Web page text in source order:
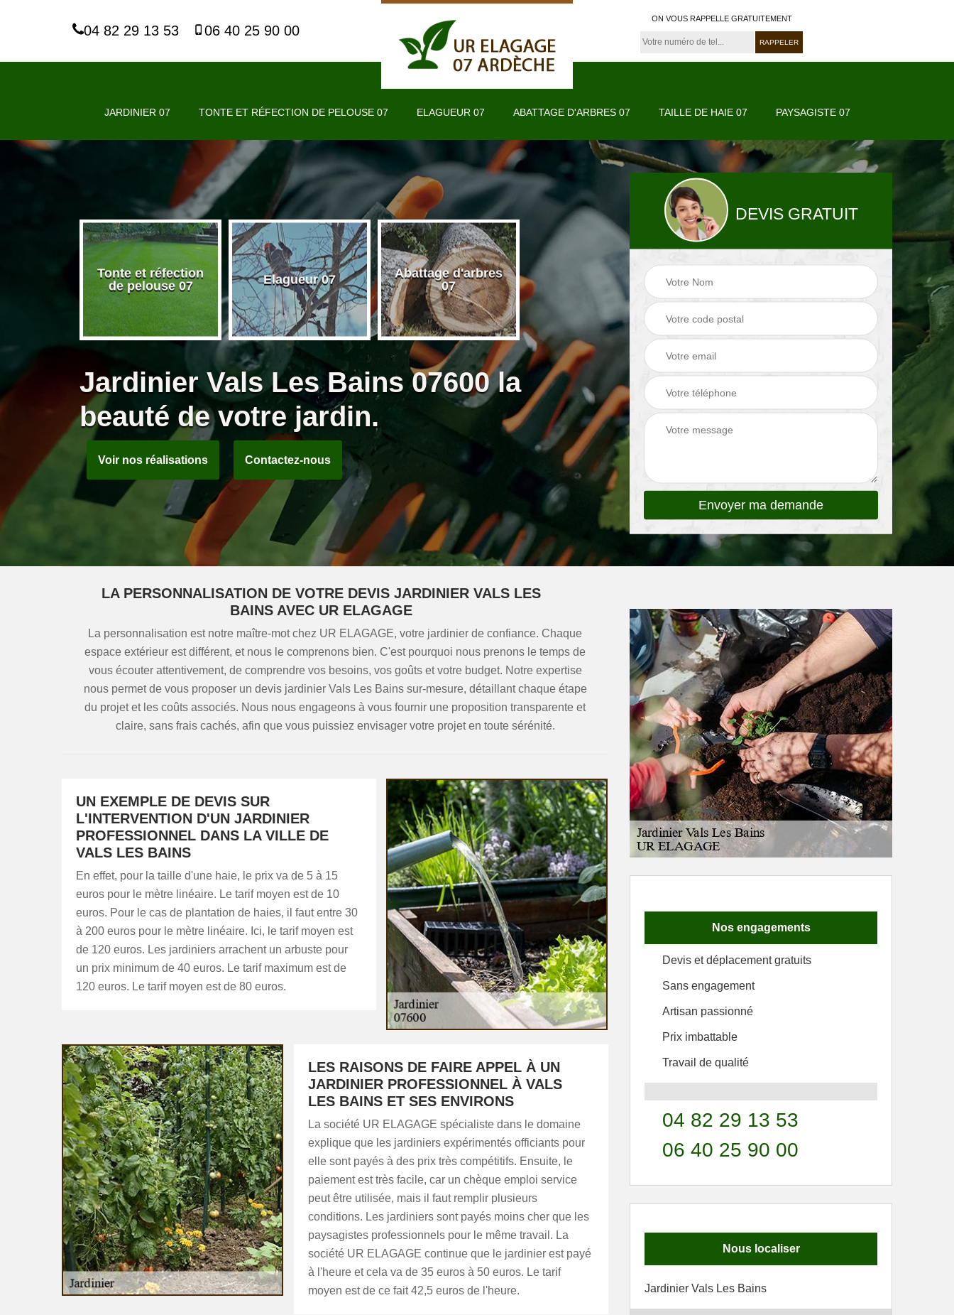
04 82 29 13 53 06 40 25 90 00
ON VOUS RAPPELLE GRATUITEMENT
JARDINIER 07 TONTE ET RÉFECTION DE PELOUSE 07 ELAGUEUR 07 ABATTAGE D'ARBRES 07 TAILLE DE HAIE 07 PAYSAGISTE 07
Tonte et réfection
de pelouse 07
Elagueur 07
Abattage d'arbres
07
Taille de haie 07 Paysagiste 07 Jardinier 07
Jardinier Vals Les Bains 07600 la
beauté de votre jardin.
Voir nos réalisations Contactez-nous
DEVIS GRATUIT
LA PERSONNALISATION DE VOTRE DEVIS JARDINIER VALS LES
BAINS AVEC UR ELAGAGE
La personnalisation est notre maître-mot chez UR ELAGAGE, votre jardinier de confiance. Chaque
espace extérieur est différent, et nous le comprenons bien. C'est pourquoi nous prenons le temps de
vous écouter attentivement, de comprendre vos besoins, vos goûts et votre budget. Notre expertise
nous permet de vous proposer un devis jardinier Vals Les Bains sur-mesure, détaillant chaque étape
du projet et les coûts associés. Nous nous engageons à vous fournir une proposition transparente et
claire, sans frais cachés, afin que vous puissiez envisager votre projet en toute sérénité.
UN EXEMPLE DE DEVIS SUR
L'INTERVENTION D'UN JARDINIER
PROFESSIONNEL DANS LA VILLE DE
VALS LES BAINS
En effet, pour la taille d'une haie, le prix va de 5 à 15
euros pour le mètre linéaire. Le tarif moyen est de 10
euros. Pour le cas de plantation de haies, il faut entre 30
à 200 euros pour le mètre linéaire. Ici, le tarif moyen est
de 120 euros. Les jardiniers arrachent un arbuste pour
un prix minimum de 40 euros. Le tarif maximum est de
120 euros. Le tarif moyen est de 80 euros.
LES RAISONS DE FAIRE APPEL À UN
JARDINIER PROFESSIONNEL À VALS
LES BAINS ET SES ENVIRONS
La société UR ELAGAGE spécialiste dans le domaine
explique que les jardiniers expérimentés officiants pour
elle sont payés à des prix très compétitifs. Ensuite, le
paiement est très facile, car un chèque emploi service
peut être utilisée, mais il faut remplir plusieurs
conditions. Les jardiniers sont payés moins cher que les
paysagistes professionnels pour le même travail. La
société UR ELAGAGE continue que le jardinier est payé
à l'heure et cela va de 35 euros à 50 euros. Le tarif
moyen est de ce fait 42,5 euros de l'heure.
Nos engagements
Devis et déplacement gratuits
Sans engagement
Artisan passionné
Prix imbattable
Travail de qualité
04 82 29 13 53
06 40 25 90 00
Nous localiser
Jardinier Vals Les Bains